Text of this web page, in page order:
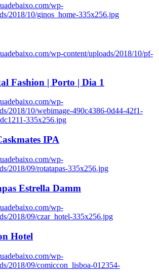
wp-
2018/10/ginos_home-335x256.jpg
wp-content/uploads/2018/10/pf-
Fashion | Porto | Dia 1
wp-
2018/10/webimage-490c4386-0d44-42f1-
335x256.jpg
IPA
wp-
2018/09/rotatapas-335x256.jpg
Estrella Damm
wp-
2018/09/czar_hotel-335x256.jpg
Hotel
wp-
2018/09/comiccon_lisboa-012354-